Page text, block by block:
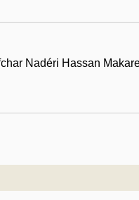
Nadéri Hassan